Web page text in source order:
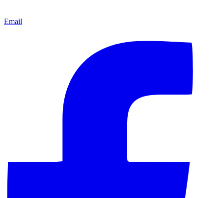
Email